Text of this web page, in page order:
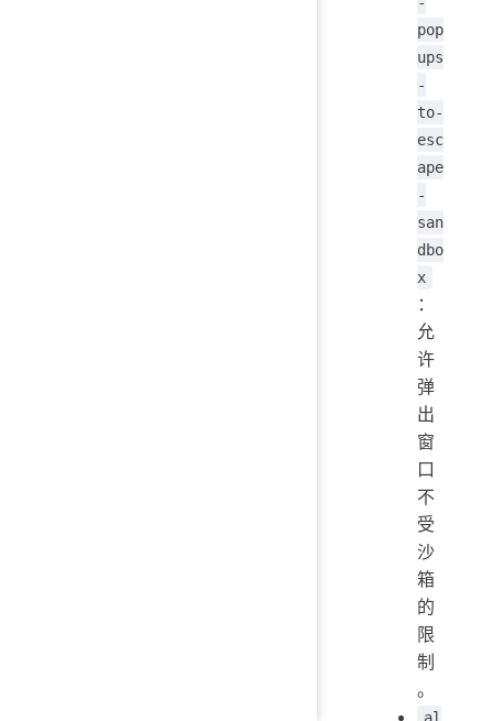
pop
ups
-
to-
esc
ape
-
san
dbo
x
：
允
许
弹
出
窗
口
不
受
沙
箱
的
限
制
。
al